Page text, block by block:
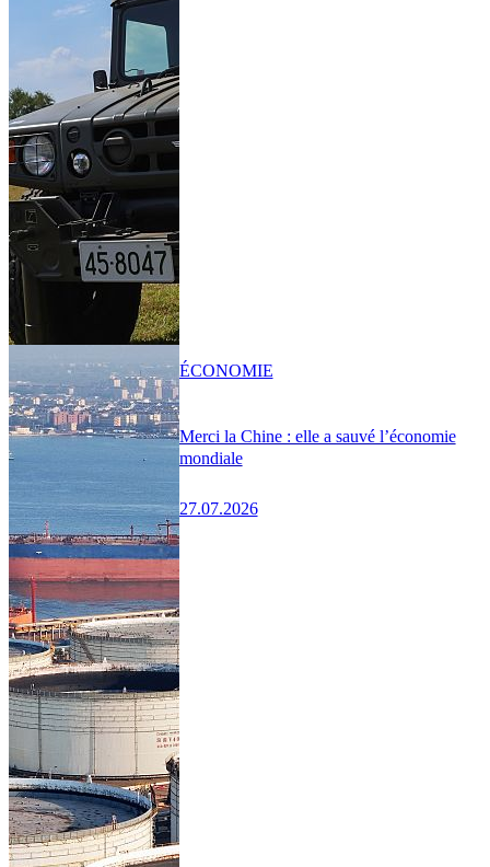
Merci la Chine : elle a sauvé l’économie
mondiale
27.07.2026
ÉCONOMIE